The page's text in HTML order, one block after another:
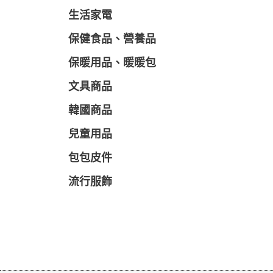
生活家電
保健食品、營養品
保暖用品、暖暖包
文具商品
韓國商品
兒童用品
包包皮件
流行服飾